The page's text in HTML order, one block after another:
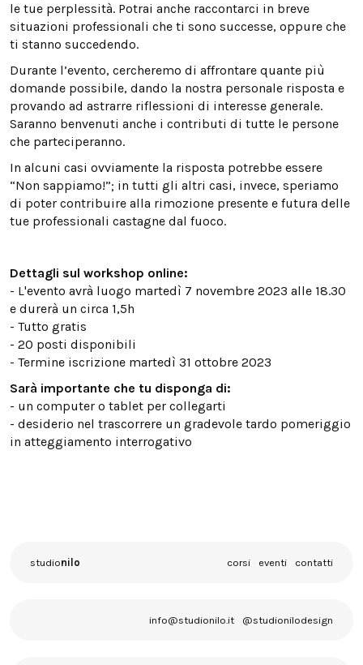
le tue perplessità. Potrai anche raccontarci in breve
situazioni professionali che ti sono successe, oppure che
ti stanno succedendo.
Durante l’evento, cercheremo di affrontare quante più
domande possibile, dando la nostra personale risposta e
provando ad astrarre riflessioni di interesse generale.
Saranno benvenuti anche i contributi di tutte le persone
che parteciperanno.
In alcuni casi ovviamente la risposta potrebbe essere
“Non sappiamo!”; in tutti gli altri casi, invece, speriamo
di poter contribuire alla rimozione presente e futura delle
tue professionali castagne dal fuoco.
Dettagli sul workshop online:
- L'evento avrà luogo martedì 7 novembre 2023 alle 18.30
e durerà un circa 1,5h
- Tutto gratis
- 20 posti disponibili
- Termine iscrizione martedì 31 ottobre 2023
Sarà importante che tu disponga di:
- un computer o tablet per collegarti
- desiderio nel trascorrere un gradevole tardo pomeriggio
in atteggiamento interrogativo
studionilo corsi eventi contatti
info@studionilo.it @studionilodesign